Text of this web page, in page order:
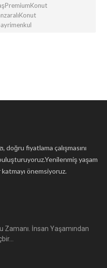
doğru fiyatlama çalışmasını
yaşam
önemsiyoruz.
Zamanı. İnsan Yaşamından